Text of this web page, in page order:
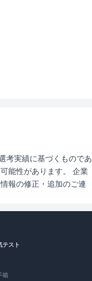
考実績に基づくものであ
能性があります。 企業
報の修正・追加のご連
テスト
箱